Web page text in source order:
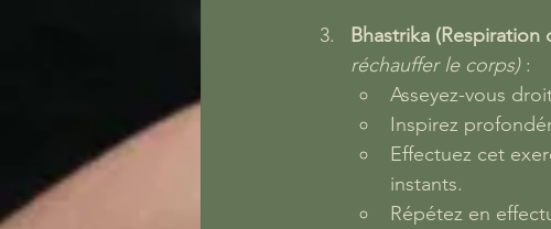
Bhastrika (Respiration
réchauffer le corps) :
Asseyez-vous
Inspirez
Effectuez cet
instants.
Répétez en